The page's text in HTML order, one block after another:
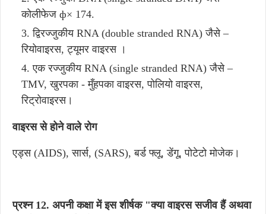
कोलीफेज ф× 174.
द्विरज्जुकीय RNA (double stranded RNA) जैसे –
रियोवाइरस, ट्यूमर वाइरस ।
एक रज्जुकीय RNA (single stranded RNA) जैसे –
TMV, खुरपका - मुँहपका वाइरस, पोलियो वाइरस,
रिट्रोवाइरस।
वाइरस से होने वाले रोग
एड्स (AIDS), सार्स, (SARS), बर्ड फ्लू, डेंगू, पोटेटो मोजेक।
प्रश्न 12. अपनी कक्षा में इस शीर्षक "क्या वाइरस सजीव हैं अथवा